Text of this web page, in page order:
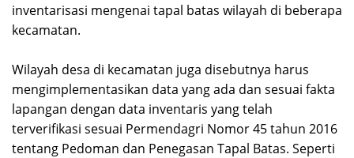
inventarisasi mengenai tapal batas wilayah di beberapa
kecamatan.
Wilayah desa di kecamatan juga disebutnya harus
mengimplementasikan data yang ada dan sesuai fakta
lapangan dengan data inventaris yang telah
terverifikasi sesuai Permendagri Nomor 45 tahun 2016
tentang Pedoman dan Penegasan Tapal Batas. Seperti